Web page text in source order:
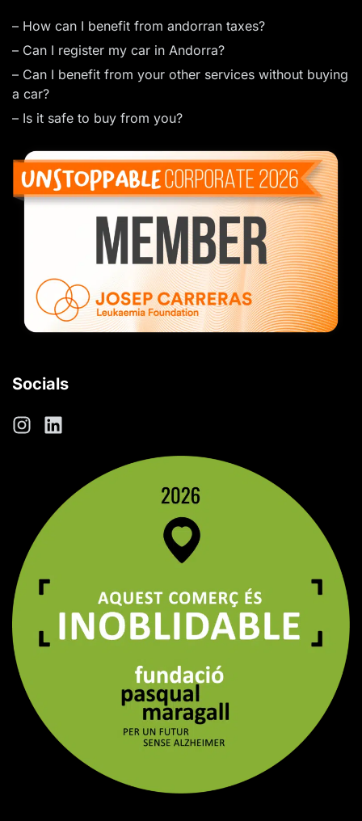
– How can I benefit from andorran taxes?
– Can I register my car in Andorra?
– Can I benefit from your other services without buying
a car?
– Is it safe to buy from you?
Socials